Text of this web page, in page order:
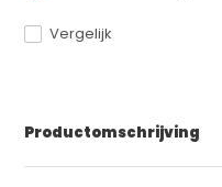
Vergelijk
Productomschrijving